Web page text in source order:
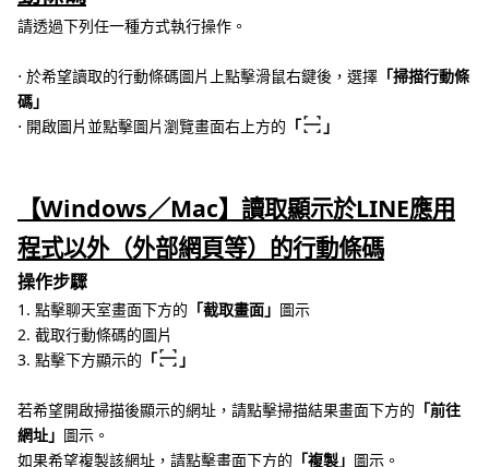
請透過下列任一種方式執行操作。
⋅ 於希望讀取的行動條碼圖片上點擊滑鼠右鍵後，選擇 「掃描行動條
碼」
⋅ 開啟圖片並點擊圖片瀏覽畫面右上方的 「 」
【Windows／Mac】讀取顯示於LINE應用
程式以外（外部網頁等）的行動條碼
操作步驟
1. 點擊聊天室畫面下方的 「截取畫面」 圖示
2. 截取行動條碼的圖片
3. 點擊下方顯示的 「 」
若希望開啟掃描後顯示的網址，請點擊掃描結果畫面下方的 「前往
網址」 圖示。
如果希望複製該網址，請點擊畫面下方的 「複製」 圖示。